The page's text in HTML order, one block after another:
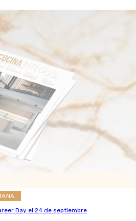
Day el 24 de septiembre